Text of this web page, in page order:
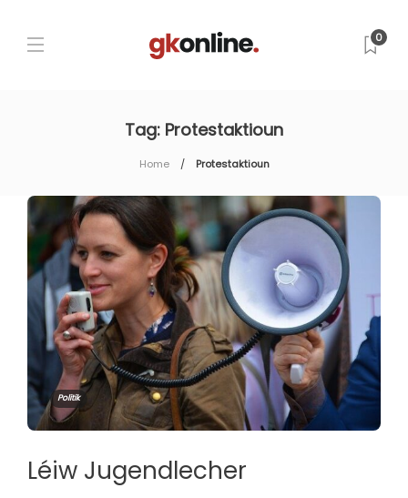
0
Tag: Protestaktioun
Home Protestaktioun
Politik
Léiw Jugendlecher